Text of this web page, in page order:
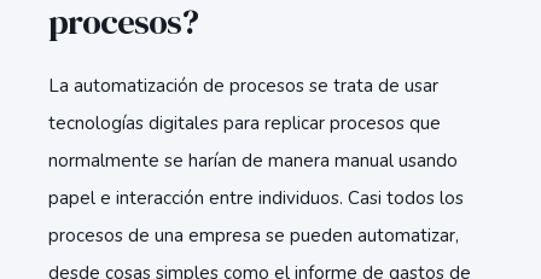
procesos?
La automatización de procesos se trata de usar
tecnologías digitales para replicar procesos que
normalmente se harían de manera manual usando
papel e interacción entre individuos. Casi todos los
procesos de una empresa se pueden automatizar,
desde cosas simples como el informe de gastos de